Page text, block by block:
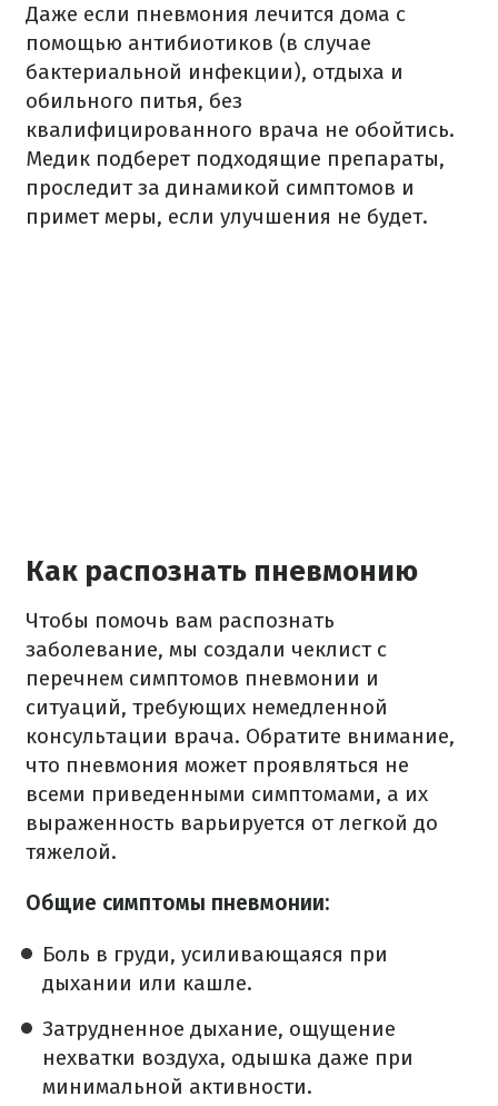
Даже если пневмония лечится дома с
помощью антибиотиков (в случае
бактериальной инфекции), отдыха и
обильного питья, без
квалифицированного врача не обойтись.
Медик подберет подходящие препараты,
проследит за динамикой симптомов и
примет меры, если улучшения не будет.
Как распознать пневмонию
Чтобы помочь вам распознать
заболевание, мы создали чеклист с
перечнем симптомов пневмонии и
ситуаций, требующих немедленной
консультации врача. Обратите внимание,
что пневмония может проявляться не
всеми приведенными симптомами, а их
выраженность варьируется от легкой до
тяжелой.
Общие симптомы пневмонии:
Боль в груди, усиливающаяся при
дыхании или кашле.
Затрудненное дыхание, ощущение
нехватки воздуха, одышка даже при
минимальной активности.